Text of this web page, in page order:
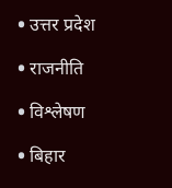
उत्तर प्रदेश
राजनीति
विश्लेषण
बिहार